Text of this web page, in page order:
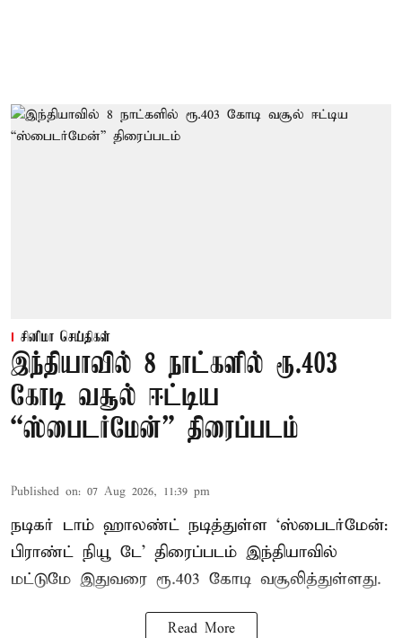
சினிமா செய்திகள்
இந்தியாவில் 8 நாட்களில் ரூ.403
கோடி வசூல் ஈட்டிய
“ஸ்பைடர்மேன்” திரைப்படம்
Published on: 07 Aug 2026, 11:39 pm
நடிகர் டாம் ஹாலண்ட் நடித்துள்ள ‘ஸ்பைடர்மேன்:
பிராண்ட் நியூ டே’ திரைப்படம் இந்தியாவில்
மட்டுமே இதுவரை ரூ.403 கோடி வசூலித்துள்ளது.
Read More